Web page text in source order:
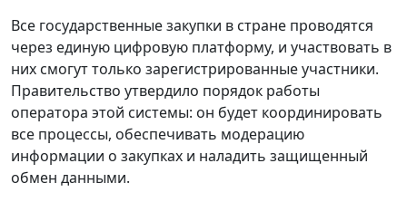
Все государственные закупки в стране проводятся
через единую цифровую платформу, и участвовать в
них смогут только зарегистрированные участники.
Правительство утвердило порядок работы
оператора этой системы: он будет координировать
все процессы, обеспечивать модерацию
информации о закупках и наладить защищенный
обмен данными.